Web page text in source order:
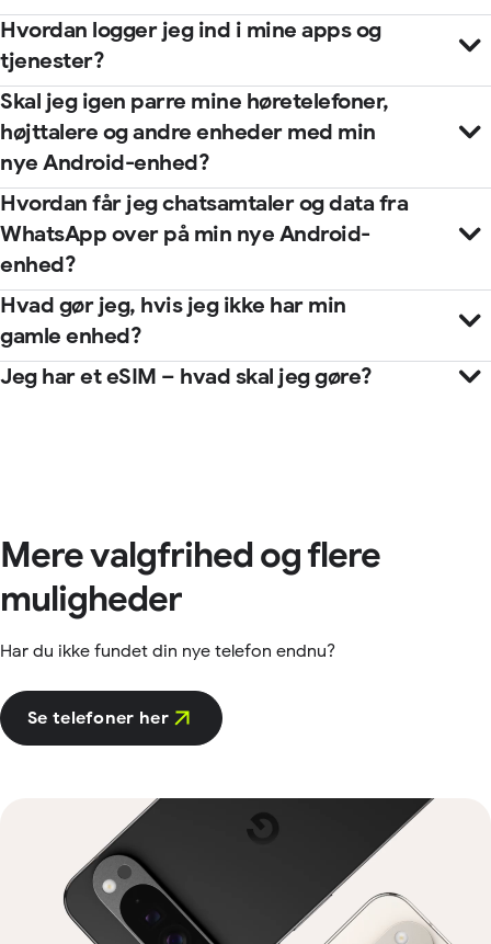
Hvordan logger jeg ind i mine apps og
tjenester?
Download din adgangskodeadministrator
Gå til indstillingerne, og tryk på "adgangskoder og konti"
(eller søg efter "adgangskoder")
du vil aktivere
Skal jeg igen parre mine høretelefoner,
højttalere og andre enheder med min
nye Android-enhed?
Hvordan får jeg chatsamtaler og data fra
WhatsApp over på min nye Android-
enhed?
Hvad gør jeg, hvis jeg ikke har min
gamle enhed?
Jeg har et eSIM – hvad skal jeg gøre?
Mere valgfrihed og flere
muligheder
Har du ikke fundet din nye telefon endnu?
Se telefoner her